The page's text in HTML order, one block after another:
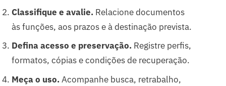
Classifique e avalie. Relacione documentos
às funções, aos prazos e à destinação prevista.
Defina acesso e preservação. Registre perfis,
formatos, cópias e condições de recuperação.
Meça o uso. Acompanhe busca, retrabalho,